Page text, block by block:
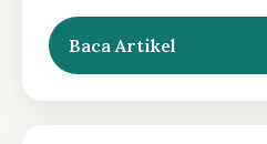
Baca Artikel